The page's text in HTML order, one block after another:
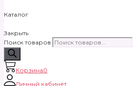
Каталог
Закрыть
Поиск товаров
Корзина0
Личный кабинет